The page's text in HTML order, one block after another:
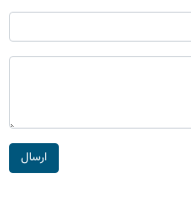
ارسال